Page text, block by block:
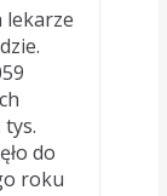
lekarze
do
roku